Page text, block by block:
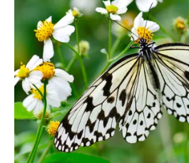
開。這份重量級報告選在開幕時公
國合作與行動。1/5遷徙動物陷滅
約》有133個締約國，約每3年召
合作事宜，以避免遷徙路線上各
年是第14屆會議，地點選在烏茲別
（Samarkand），這也是中亞國
約的締約國大會。